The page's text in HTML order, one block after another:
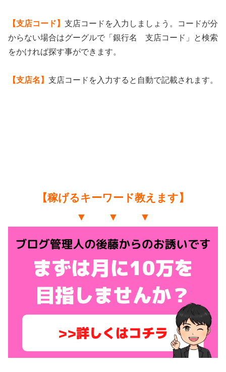
【支店コード】 支店コードを入力しましょう。コードが分
からない場合はグーグルで「銀行名 支店コード」と検索
をかければ探す事ができます。
【支店名】 支店コードを入力すると自動で記載されます。
【稼げるキーワード教えます】
▼ ▼ ▼